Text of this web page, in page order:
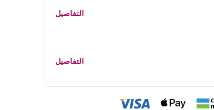
التفاصيل
التفاصيل